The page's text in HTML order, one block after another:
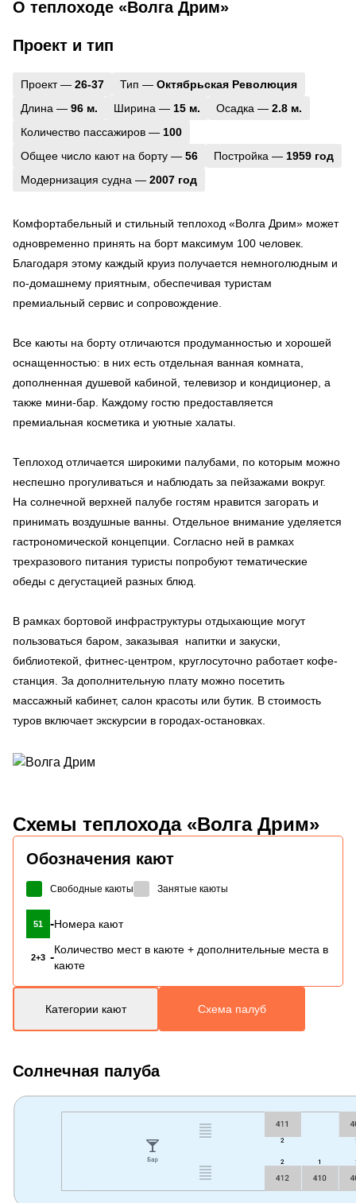
О теплоходе «Волга Дрим»
Проект и тип
Проект — 26-37 Тип — Октябрьская Революция
Длина — 96 м. Ширина — 15 м. Осадка — 2.8 м.
Количество пассажиров — 100
Общее число кают на борту — 56 Постройка — 1959 год
Модернизация судна — 2007 год
Комфортабельный и стильный теплоход «Волга Дрим» может
одновременно принять на борт максимум 100 человек.
Благодаря этому каждый круиз получается немноголюдным и
по-домашнему приятным, обеспечивая туристам
премиальный сервис и сопровождение.
Все каюты на борту отличаются продуманностью и хорошей
оснащенностью: в них есть отдельная ванная комната,
дополненная душевой кабиной, телевизор и кондиционер, а
также мини-бар. Каждому гостю предоставляется
премиальная косметика и уютные халаты.
Теплоход отличается широкими палубами, по которым можно
неспешно прогуливаться и наблюдать за пейзажами вокруг.
На солнечной верхней палубе гостям нравится загорать и
принимать воздушные ванны. Отдельное внимание уделяется
гастрономической концепции. Согласно ней в рамках
трехразового питания туристы попробуют тематические
обеды с дегустацией разных блюд.
В рамках бортовой инфраструктуры отдыхающие могут
пользоваться баром, заказывая напитки и закуски,
библиотекой, фитнес-центром, круглосуточно работает кофе-
станция. За дополнительную плату можно посетить
массажный кабинет, салон красоты или бутик. В стоимость
туров включает экскурсии в городах-остановках.
Схемы теплохода «Волга Дрим»
Обозначения кают
Свободные каюты Занятые каюты
51 -Номера кают
2+3 -
Количество мест в каюте + дополнительные места в
каюте
Категории кают Схема палуб
Солнечная палуба